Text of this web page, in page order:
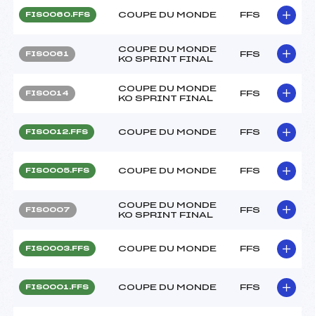
FIS0060.FFS COUPE DU MONDE FFS
FIS0061
COUPE DU MONDE
KO SPRINT FINAL
FFS
FIS0014
COUPE DU MONDE
KO SPRINT FINAL
FFS
FIS0012.FFS COUPE DU MONDE FFS
FIS0005.FFS COUPE DU MONDE FFS
FIS0007
COUPE DU MONDE
KO SPRINT FINAL
FFS
FIS0003.FFS COUPE DU MONDE FFS
FIS0001.FFS COUPE DU MONDE FFS